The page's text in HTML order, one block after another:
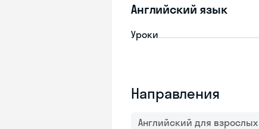
Английский язык
Уроки
Направления
Английский для взрослых